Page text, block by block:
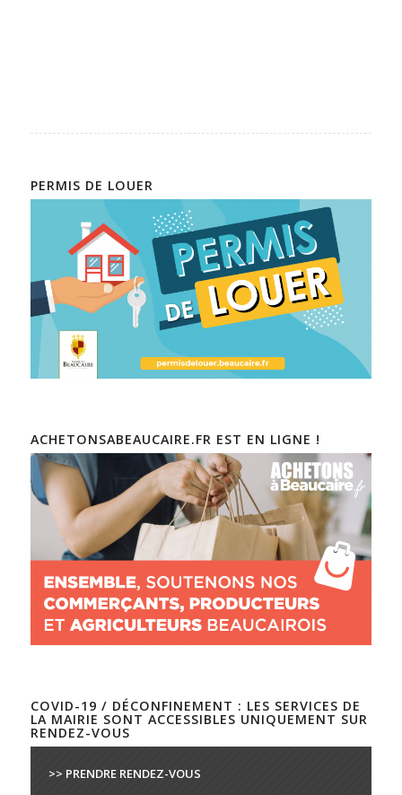
PERMIS DE LOUER
ACHETONSABEAUCAIRE.FR EST EN LIGNE !
COVID-19 / DÉCONFINEMENT : LES SERVICES DE
LA MAIRIE SONT ACCESSIBLES UNIQUEMENT SUR
RENDEZ-VOUS
>> PRENDRE RENDEZ-VOUS